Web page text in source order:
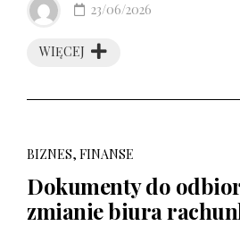
WIĘCEJ
23/06/2026
BIZNES, FINANSE
Dokumenty do
zmianie biura